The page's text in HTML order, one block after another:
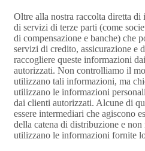
Oltre alla nostra raccolta diretta
di servizi di terze parti (come
di compensazione e banche) che
servizi di credito, assicurazione e
raccogliere queste informazioni
autorizzati. Non controlliamo il
utilizzano tali informazioni, ma
utilizzano le informazioni
dai clienti autorizzati. Alcune di
essere intermediari che agiscono
della catena di distribuzione e
utilizzano le informazioni fornite